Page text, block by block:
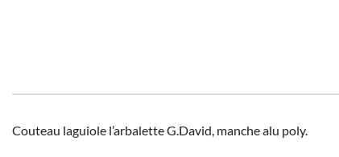
Couteau laguiole l’arbalette G.David, manche alu poly.